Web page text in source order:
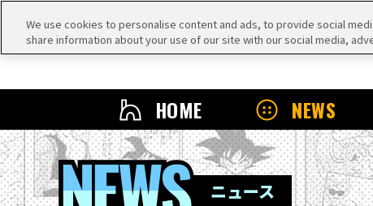
HOME NEWS
NEWS
ニュース
We use cookies to personalise content and ads, to provide social
share information about your use of our site with our social media,